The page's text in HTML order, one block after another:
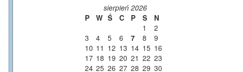
sierpień 2026
P
W Ś C P S
N
1
2
3
4 5 6 7 8
9
10 11 12 13 14 15 16
17 18 19 20 21 22 23
24 25 26 27 28 29 30